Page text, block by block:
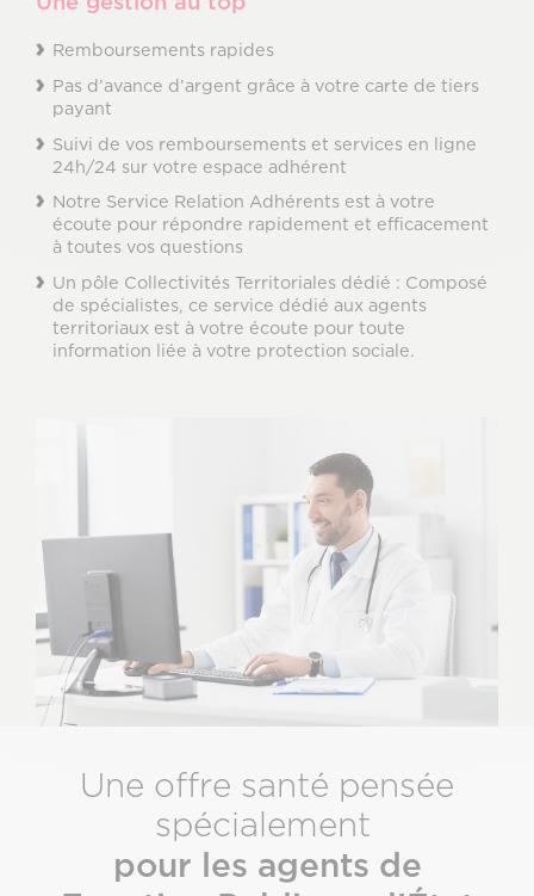
Remboursements rapides
Pas d’avance d’argent grâce à votre carte de tiers
payant
Suivi de vos remboursements et services en ligne
24h/24 sur votre espace adhérent
Notre Service Relation Adhérents est à votre
écoute pour répondre rapidement et efficacement
à toutes vos questions
Un pôle Collectivités Territoriales dédié : Composé
de spécialistes, ce service dédié aux agents
territoriaux est à votre écoute pour toute
information liée à votre protection sociale.
Une offre santé pensée
spécialement
pour les agents de